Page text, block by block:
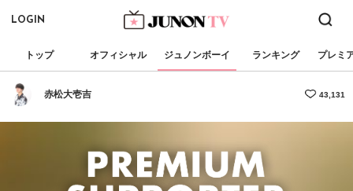
LOGIN
トップ オフィシャル ジュノンボーイ ランキング プレミ
赤松大壱吉 43,131